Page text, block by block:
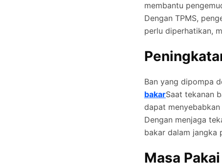
membantu
Dengan TPMS,
perlu diperhatikan,
Ban yang dipompa
bakarSaat tekanan
dapat
Dengan menjaga
bakar dalam jangka
Masa